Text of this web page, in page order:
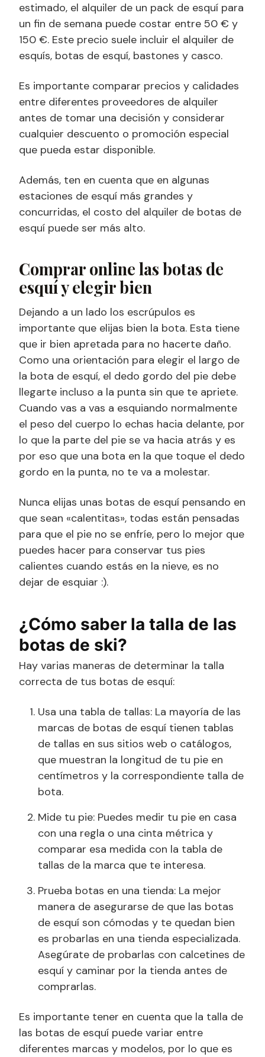
estimado, el alquiler de un pack de esquí para
un fin de semana puede costar entre 50 € y
150 €. Este precio suele incluir el alquiler de
esquís, botas de esquí, bastones y casco.
Es importante comparar precios y calidades
entre diferentes proveedores de alquiler
antes de tomar una decisión y considerar
cualquier descuento o promoción especial
que pueda estar disponible.
Además, ten en cuenta que en algunas
estaciones de esquí más grandes y
concurridas, el costo del alquiler de botas de
esquí puede ser más alto.
Comprar online las botas de
esquí y elegir bien
Dejando a un lado los escrúpulos es
importante que elijas bien la bota. Esta tiene
que ir bien apretada para no hacerte daño.
Como una orientación para elegir el largo de
la bota de esquí, el dedo gordo del pie debe
llegarte incluso a la punta sin que te apriete.
Cuando vas a vas a esquiando normalmente
el peso del cuerpo lo echas hacia delante, por
lo que la parte del pie se va hacia atrás y es
por eso que una bota en la que toque el dedo
gordo en la punta, no te va a molestar.
Nunca elijas unas botas de esquí pensando en
que sean «calentitas», todas están pensadas
para que el pie no se enfríe, pero lo mejor que
puedes hacer para conservar tus pies
calientes cuando estás en la nieve, es no
dejar de esquiar :).
¿Cómo saber la talla de las
botas de ski?
Hay varias maneras de determinar la talla
correcta de tus botas de esquí:
Usa una tabla de tallas: La mayoría de las
marcas de botas de esquí tienen tablas
de tallas en sus sitios web o catálogos,
que muestran la longitud de tu pie en
centímetros y la correspondiente talla de
bota.
Mide tu pie: Puedes medir tu pie en casa
con una regla o una cinta métrica y
comparar esa medida con la tabla de
tallas de la marca que te interesa.
Prueba botas en una tienda: La mejor
manera de asegurarse de que las botas
de esquí son cómodas y te quedan bien
es probarlas en una tienda especializada.
Asegúrate de probarlas con calcetines de
esquí y caminar por la tienda antes de
comprarlas.
Es importante tener en cuenta que la talla de
las botas de esquí puede variar entre
diferentes marcas y modelos, por lo que es